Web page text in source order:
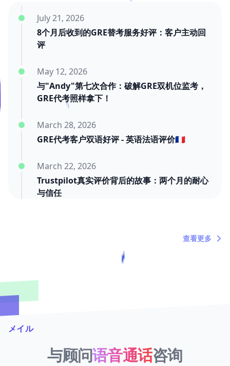
8个月后收到的GRE替考服务好评：客户主动回
评
July 21, 2026
与"Andy"第七次合作：破解GRE双机位监考，
GRE代考照样拿下！
May 12, 2026
GRE代考客户双语好评 - 英语法语评价🇫🇷
March 28, 2026
Trustpilot真实评价背后的故事：两个月的耐心
与信任
March 22, 2026
"内塔尼亚胡死了吗？"——关于时间浪费者的定
查看更多
メイル
与顾问语音通话咨询